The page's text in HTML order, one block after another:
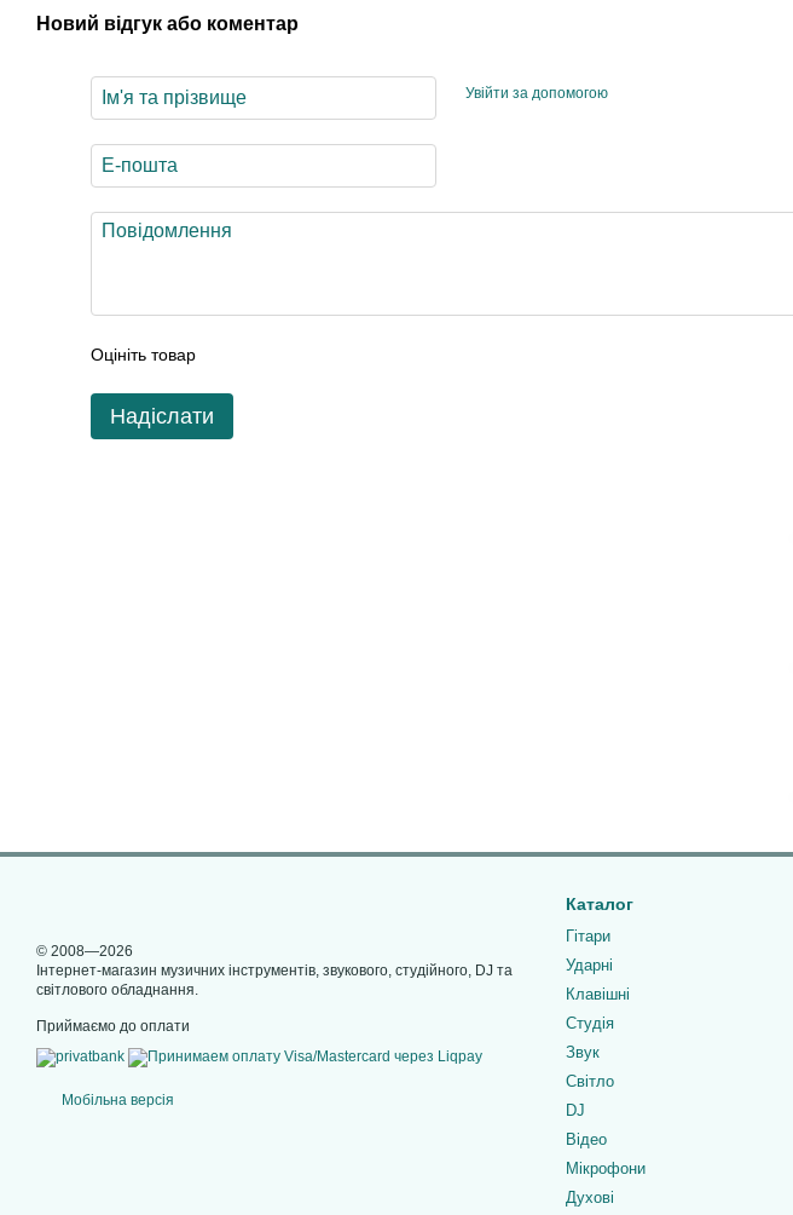
Новий відгук або коментар
Увійти за допомогою
Оцініть товар
Надіслати
© 2008—2026
Інтернет-магазин музичних інструментів, звукового, студійного, DJ та
світлового обладнання.
Приймаємо до оплати
Мобільна версія
Каталог
Гітари
Ударні
Клавішні
Студія
Звук
Світло
DJ
Відео
Мікрофони
Духові